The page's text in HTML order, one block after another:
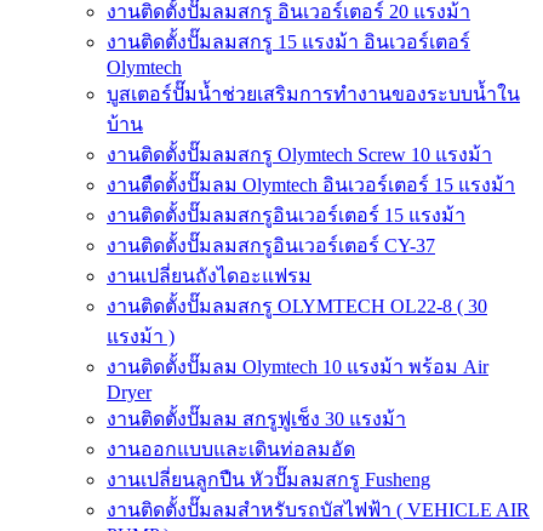
งานติดตั้งปั๊มลมสกรู อินเวอร์เตอร์ 20 แรงม้า
งานติดตั้งปั๊มลมสกรู 15 แรงม้า อินเวอร์เตอร์
Olymtech
บูสเตอร์ปั๊มน้ำช่วยเสริมการทำงานของระบบน้ำใน
บ้าน
งานติดตั้งปั๊มลมสกรู Olymtech Screw 10 แรงม้า
งานตืดตั้งปั๊มลม Olymtech อินเวอร์เตอร์ 15 แรงม้า
งานติดตั้งปั๊มลมสกรูอินเวอร์เตอร์ 15 แรงม้า
งานติดตั้งปั๊มลมสกรูอินเวอร์เตอร์ CY-37
งานเปลี่ยนถังไดอะแฟรม
งานติดตั้งปั๊มลมสกรู OLYMTECH OL22-8 ( 30
แรงม้า )
งานติดตั้งปั๊มลม Olymtech 10 แรงม้า พร้อม Air
Dryer
งานติดตั้งปั๊มลม สกรูฟูเช็ง 30 แรงม้า
งานออกแบบและเดินท่อลมอัด
งานเปลี่ยนลูกปืน หัวปั๊มลมสกรู Fusheng
งานติดตั้งปั๊มลมสำหรับรถบัสไฟฟ้า ( VEHICLE AIR